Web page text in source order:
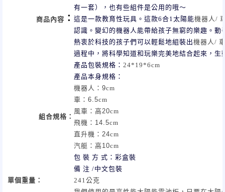
商品內容 ：
有一套），也有些組件是公用的哦～
這是一款教育性玩具。這款6合1太陽能機器人/
認識。變幻的機器人能帶給孩子無窮的樂趣。
熱衷於科技的孩子們可以輕鬆地組裝出機器人/
過程中，將科學知道和玩樂完美地結合起來，
組合規格 ：
產品包裝規格： 24*19*6cm
產品本身規格：
機器人： 9cm
車： 6.5cm
風車：高20cm
飛機： 14.5cm
直升機： 24cm
汽艇：高10cm
包 裝 方 式：彩盒裝
備 注 /中文包裝
單個重量：
241公克